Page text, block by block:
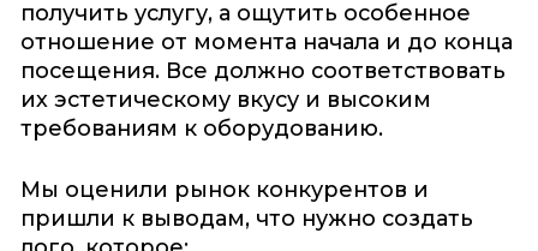
получить услугу, а ощутить особенное
отношение от момента начала и до конца
посещения. Все должно соответствовать
их эстетическому вкусу и высоким
требованиям к оборудованию.
Мы оценили рынок конкурентов и
пришли к выводам, что нужно создать